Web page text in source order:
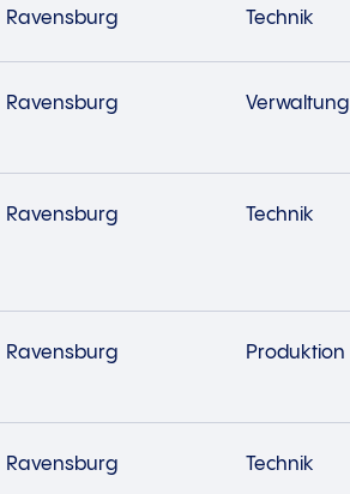
Ravensburg Technik
Ravensburg Verwaltung
Ravensburg Technik
Ravensburg Produktion
Ravensburg Technik